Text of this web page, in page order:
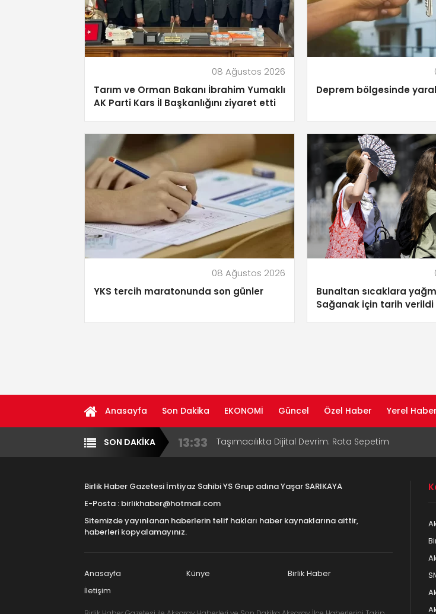
08 Ağustos 2026
Tarım ve Orman Bakanı İbrahim Yumaklı
AK Parti Kars İl Başkanlığını ziyaret etti
Deprem bölgesinde
08 Ağustos 2026
YKS tercih maratonunda son günler
Bunaltan sıcaklara
Sağanak için tarih verildi
Anasayfa Son Dakika EKONOMİ Güncel Özel Haber Yerel Haber
Yazarlar Diğer
SON DAKİKA 13:33 Taşımacılıkta Dijital Devrim: Rota Sepetim
Çocuklara Bıraktı
16:00 Aksaray Esnaf Rehberi ile Google ve Yapay Zeka
8:23
Birlikhaber.com Yayın Hayatına Başladı | Hızlı ve Akıllı
Birlik Haber Gazetesi İmtiyaz Sahibi YS Grup adına Yaşar SARIKAYA
E-Posta : birlikhaber@hotmail.com
Sitemizde yayınlanan haberlerin telif hakları haber kaynaklarına aittir,
haberleri kopyalamayınız.
Anasayfa Künye
Birlik Haber
İletişim